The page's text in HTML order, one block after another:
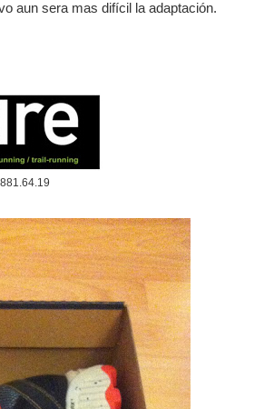
aun sera mas difícil la adaptación.